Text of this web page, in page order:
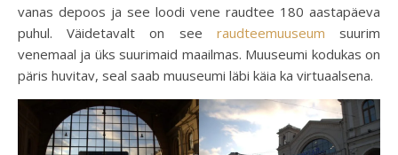
vanas depoos ja see loodi vene raudtee 180 aastapäeva
puhul. Väidetavalt on see raudteemuuseum suurim
venemaal ja üks suurimaid maailmas. Muuseumi kodukas on
päris huvitav, seal saab muuseumi läbi käia ka virtuaalsena.